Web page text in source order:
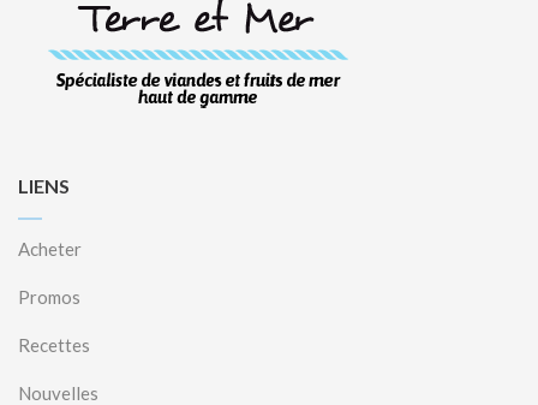
LIENS
Acheter
Promos
Recettes
Nouvelles